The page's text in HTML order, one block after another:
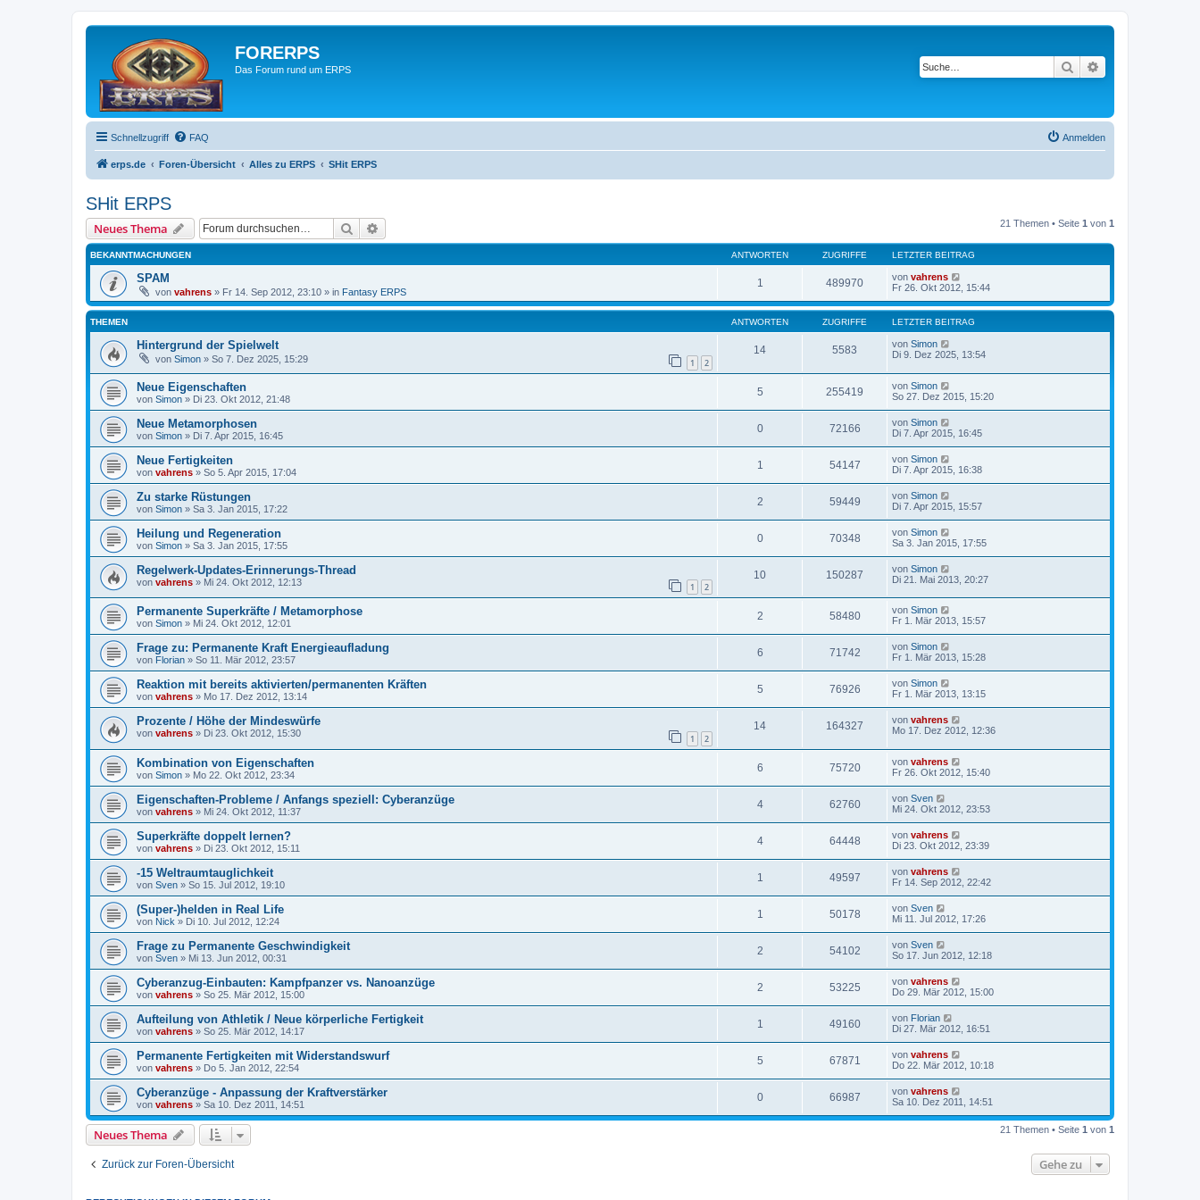
FORERPS
Das Forum rund um ERPS Suche
Schnellzugriff FAQ Anmelden
erps.de Foren-Übersicht Alles zu ERPS SHit ERPS
SHit ERPS
Neues Thema Suche 21 Themen • Seite 1 von 1
BEKANNTMACHUNGEN ANTWORTEN ZUGRIFFE LETZTER BEITRAG
SPAM
von vahrens » Fr 14. Sep 2012, 23:10 » in Fantasy ERPS
1 489970 von vahrens
Fr 26. Okt 2012, 15:44
THEMEN ANTWORTEN ZUGRIFFE LETZTER BEITRAG
Hintergrund der Spielwelt
von Simon » So 7. Dez 2025, 15:29 1 2
14 5583 von Simon
Di 9. Dez 2025, 13:54
Neue Eigenschaften
von Simon » Di 23. Okt 2012, 21:48
5 255419 von Simon
So 27. Dez 2015, 15:20
Neue Metamorphosen
von Simon » Di 7. Apr 2015, 16:45
0 72166 von Simon
Di 7. Apr 2015, 16:45
Neue Fertigkeiten
von vahrens » So 5. Apr 2015, 17:04
1 54147 von Simon
Di 7. Apr 2015, 16:38
Zu starke Rüstungen
von Simon » Sa 3. Jan 2015, 17:22
2 59449 von Simon
Di 7. Apr 2015, 15:57
Heilung und Regeneration
von Simon » Sa 3. Jan 2015, 17:55
0 70348 von Simon
Sa 3. Jan 2015, 17:55
Regelwerk-Updates-Erinnerungs-Thread
von vahrens » Mi 24. Okt 2012, 12:13 1 2
10 150287 von Simon
Di 21. Mai 2013, 20:27
Permanente Superkräfte / Metamorphose
von Simon » Mi 24. Okt 2012, 12:01
2 58480 von Simon
Fr 1. Mär 2013, 15:57
Frage zu: Permanente Kraft Energieaufladung
von Florian » So 11. Mär 2012, 23:57
6 71742 von Simon
Fr 1. Mär 2013, 15:28
Reaktion mit bereits aktivierten/permanenten Kräften
von vahrens » Mo 17. Dez 2012, 13:14
5 76926 von Simon
Fr 1. Mär 2013, 13:15
Prozente / Höhe der Mindeswürfe
von vahrens » Di 23. Okt 2012, 15:30 1 2
14 164327 von vahrens
Mo 17. Dez 2012, 12:36
Kombination von Eigenschaften
von Simon » Mo 22. Okt 2012, 23:34
6 75720 von vahrens
Fr 26. Okt 2012, 15:40
Eigenschaften-Probleme / Anfangs speziell: Cyberanzüge
von vahrens » Mi 24. Okt 2012, 11:37
4 62760 von Sven
Mi 24. Okt 2012, 23:53
Superkräfte doppelt lernen?
von vahrens » Di 23. Okt 2012, 15:11
4 64448 von vahrens
Di 23. Okt 2012, 23:39
-15 Weltraumtauglichkeit
von Sven » So 15. Jul 2012, 19:10
1 49597 von vahrens
Fr 14. Sep 2012, 22:42
(Super-)helden in Real Life
von Nick » Di 10. Jul 2012, 12:24
1 50178 von Sven
Mi 11. Jul 2012, 17:26
Frage zu Permanente Geschwindigkeit
von Sven » Mi 13. Jun 2012, 00:31
2 54102 von Sven
So 17. Jun 2012, 12:18
Cyberanzug-Einbauten: Kampfpanzer vs. Nanoanzüge
von vahrens » So 25. Mär 2012, 15:00
2 53225 von vahrens
Do 29. Mär 2012, 15:00
Aufteilung von Athletik / Neue körperliche Fertigkeit
von vahrens » So 25. Mär 2012, 14:17
1 49160 von Florian
Di 27. Mär 2012, 16:51
Permanente Fertigkeiten mit Widerstandswurf
von vahrens » Do 5. Jan 2012, 22:54
5 67871 von vahrens
Do 22. Mär 2012, 10:18
Cyberanzüge - Anpassung der Kraftverstärker
von vahrens » Sa 10. Dez 2011, 14:51
0 66987 von vahrens
Sa 10. Dez 2011, 14:51
Neues Thema 21 Themen • Seite 1 von 1
Zurück zur Foren-Übersicht Gehe zu